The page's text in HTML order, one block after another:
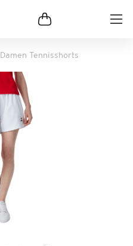
Damen Tennisshorts